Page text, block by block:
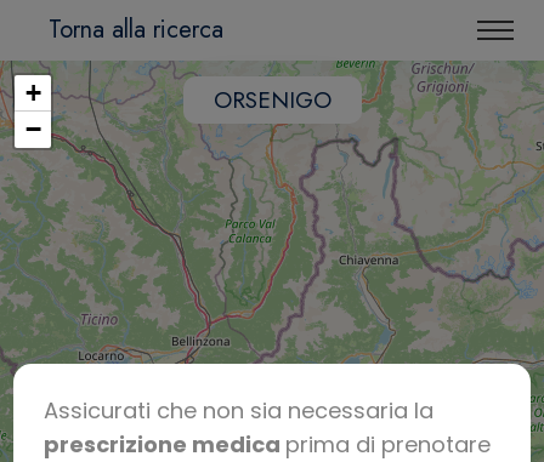
Assicurati che non sia necessaria la
prescrizione medica prima di prenotare
Torna alla ricerca
ORSENIGO
+
−